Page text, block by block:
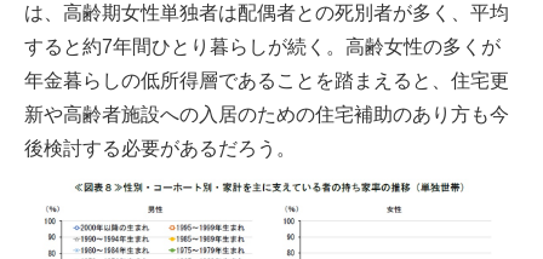
は、高齢期女性単独者は配偶者との死別者が多く、平均
すると約7年間ひとり暮らしが続く。高齢女性の多くが
年金暮らしの低所得層であることを踏まえると、住宅更
新や高齢者施設への入居のための住宅補助のあり方も今
後検討する必要があるだろう。